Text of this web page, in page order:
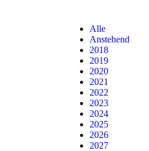
Alle
Anstehend
2018
2019
2020
2021
2022
2023
2024
2025
2026
2027